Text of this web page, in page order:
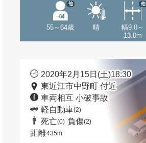
55～64歳
他
晴
幅9.0～
13.0m
他
2020年2月15日(土)18:30
東近江市中野町 付近
車両相互 小破事故
軽自動車(2)
死亡(0) 負傷(2)
距離435m